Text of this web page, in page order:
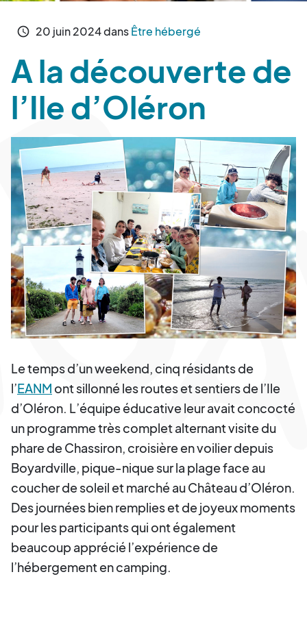
schedule 20 juin2024dansÊtre hébergé
A la découverte de
l’Ile d’Oléron
Le temps d’un weekend, cinq résidants de
l’EANM ont sillonné les routes et sentiers de l’Ile
d’Oléron. L’équipe éducative leur avait concocté
un programme très complet alternant visite du
phare de Chassiron, croisière en voilier depuis
Boyardville, pique-nique sur la plage face au
coucher de soleil et marché au Château d’Oléron.
Des journées bien remplies et de joyeux moments
pour les participants qui ont également
beaucoup apprécié l’expérience de
l’hébergement en camping.